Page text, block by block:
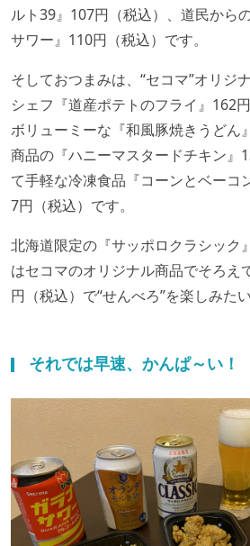
ルト39』107円（税込）、道民から
サワー』110円（税込）です。
そしておつまみは、“セコマ”オリジ
シェフ『道産ポテトのフライ』162
ボリューミーな『和風豚焼きうどん
商品の『ハニーマスタードチキン』
て手軽な冷凍食品『コーンとベーコ
7円（税込）です。
北海道限定の『サッポロクラシック
はセコマのオリジナル商品でそろえ
円（税込）で“せんべろ”を楽しみた
それでは早速、かんぱ～い！